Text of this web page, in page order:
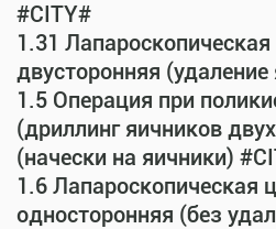
#CITY#
1.31
двусторонняя
1.5 Операция при
(дриллинг яичников
(начески на яичники)
1.6 Лапароскопическая
односторонняя (без